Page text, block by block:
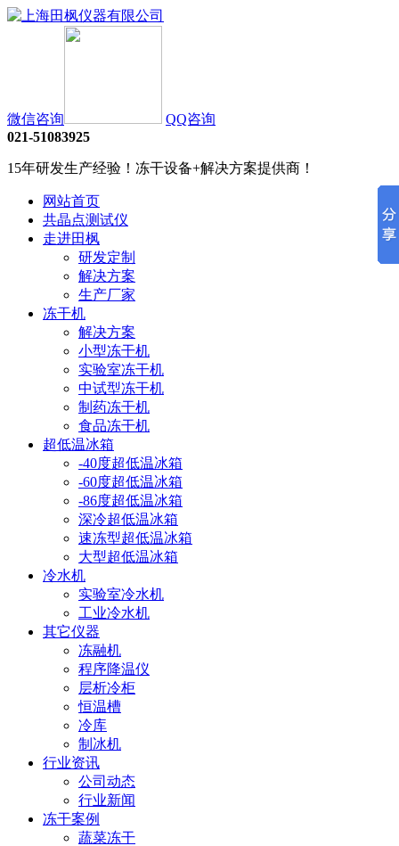
微信咨询
QQ咨询
021-51083925
15年研发生产经验！冻干设备+解决方案提供商！
网站首页
共晶点测试仪
走进田枫
研发定制
解决方案
生产厂家
冻干机
解决方案
小型冻干机
实验室冻干机
中试型冻干机
制药冻干机
食品冻干机
超低温冰箱
-40度超低温冰箱
-60度超低温冰箱
-86度超低温冰箱
深冷超低温冰箱
速冻型超低温冰箱
大型超低温冰箱
冷水机
实验室冷水机
工业冷水机
其它仪器
冻融机
程序降温仪
层析冷柜
恒温槽
冷库
制冰机
行业资讯
公司动态
行业新闻
冻干案例
蔬菜冻干